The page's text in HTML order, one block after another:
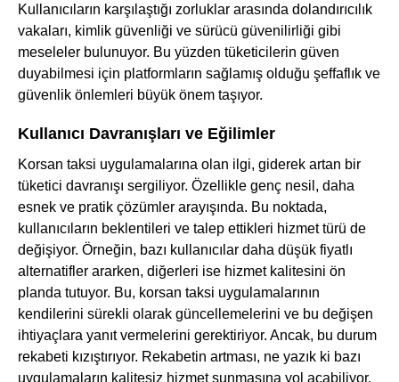
Kullanıcıların karşılaştığı zorluklar arasında dolandırıcılık
vakaları, kimlik güvenliği ve sürücü güvenilirliği gibi
meseleler bulunuyor. Bu yüzden tüketicilerin güven
duyabilmesi için platformların sağlamış olduğu şeffaflık ve
güvenlik önlemleri büyük önem taşıyor.
Kullanıcı Davranışları ve Eğilimler
Korsan taksi uygulamalarına olan ilgi, giderek artan bir
tüketici davranışı sergiliyor. Özellikle genç nesil, daha
esnek ve pratik çözümler arayışında. Bu noktada,
kullanıcıların beklentileri ve talep ettikleri hizmet türü de
değişiyor. Örneğin, bazı kullanıcılar daha düşük fiyatlı
alternatifler ararken, diğerleri ise hizmet kalitesini ön
planda tutuyor. Bu, korsan taksi uygulamalarının
kendilerini sürekli olarak güncellemelerini ve bu değişen
ihtiyaçlara yanıt vermelerini gerektiriyor. Ancak, bu durum
rekabeti kızıştırıyor. Rekabetin artması, ne yazık ki bazı
uygulamaların kalitesiz hizmet sunmasına yol açabiliyor.